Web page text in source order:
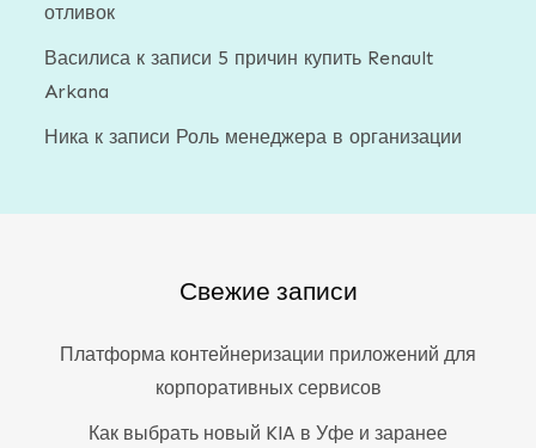
отливок
Василиса к записи 5 причин купить Renault
Arkana
Ника к записи Роль менеджера в организации
Свежие записи
Платформа контейнеризации приложений для
корпоративных сервисов
Как выбрать новый KIA в Уфе и заранее